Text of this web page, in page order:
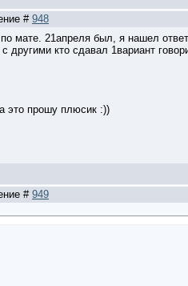
# 948
мате. 21апреля был, я нашел
другими кто сдавал 1вариант
это прошу плюсик :))
# 949